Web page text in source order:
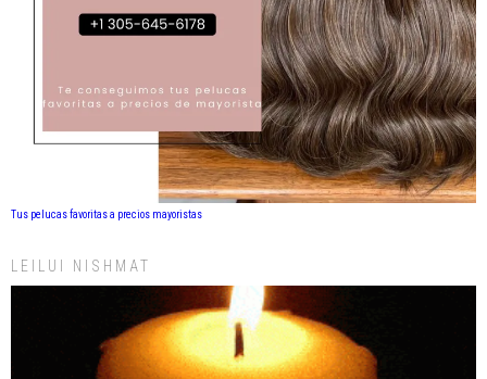
Tus pelucas favoritas a precios mayoristas
LEILUI NISHMAT